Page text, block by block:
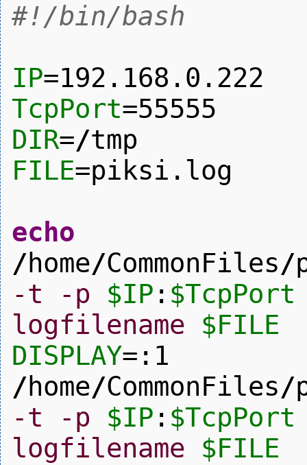
#!/bin/bash
IP=192.168.0.222
TcpPort=55555
DIR=/tmp
FILE=piksi.log
echo
/home/CommonFiles/
-t
-p $IP : $TcpPort
logfilename $FILE
DISPLAY=: 1
/home/CommonFiles/
-t
-p $IP : $TcpPort
logfilename $FILE